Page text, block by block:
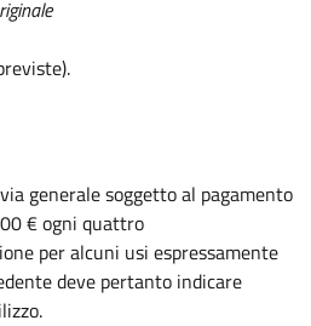
generale soggetto al pagamento
€ ogni quattro
per alcuni usi espressamente
deve pertanto indicare